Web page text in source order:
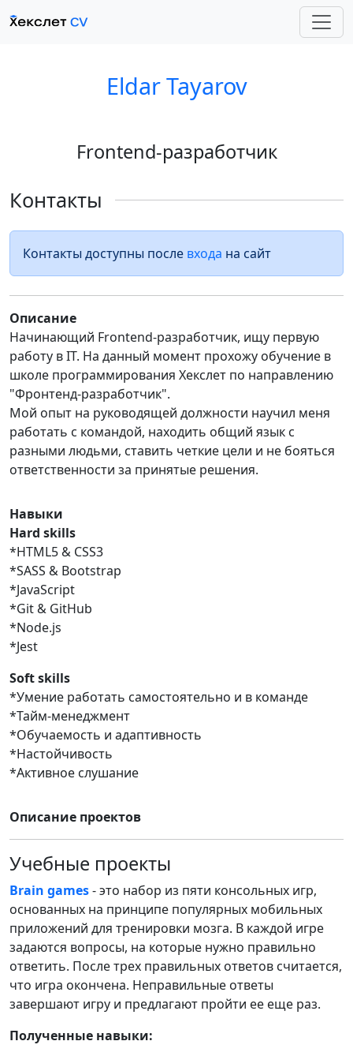
Eldar Tayarov
Frontend-разработчик
Контакты
Контакты доступны после входа на сайт
Описание
Начинающий Frontend-разработчик, ищу первую
работу в IT. На данный момент прохожу обучение в
школе программирования Хекслет по направлению
"Фронтенд-разработчик".
Мой опыт на руководящей должности научил меня
работать с командой, находить общий язык с
разными людьми, ставить четкие цели и не бояться
ответственности за принятые решения.
Навыки
Hard skills
*HTML5 & CSS3
*SASS & Bootstrap
*JavaScript
*Git & GitHub
*Node.js
*Jest
Soft skills
*Умение работать самостоятельно и в команде
*Тайм-менеджмент
*Обучаемость и адаптивность
*Настойчивость
*Активное слушание
Описание проектов
Учебные проекты
Brain games- это набор из пяти консольных игр,
основанных на принципе популярных мобильных
приложений для тренировки мозга. В каждой игре
задаются вопросы, на которые нужно правильно
ответить. После трех правильных ответов считается,
что игра окончена. Неправильные ответы
завершают игру и предлагают пройти ее еще раз.
Полученные навыки: